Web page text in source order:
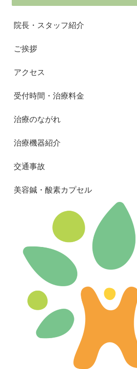
院長・スタッフ紹介
ご挨拶
アクセス
受付時間・治療料金
治療のながれ
治療機器紹介
交通事故
美容鍼・酸素カプセル